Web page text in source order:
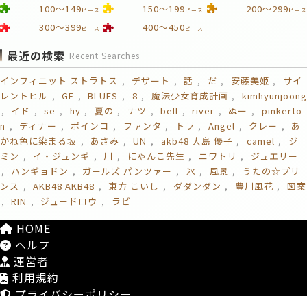
100～149ピース 150～199ピース 200～299ピース
300～399ピース 400～450ピース
最近の検索 Recent Searches
インフィニット ストラトス デザート 話 だ 安藤美姫
サイ
レントヒル
GE BLUES 8 魔法少女育成計画
kimhyunjoong
イド
se hy 夏の ナツ bell river ぬー
pinkerto
n
ディナー ポインコ ファンタ トラ Angel クレー
あ
かね色に染まる坂
あさみ UN akb48 大島 優子 camel
ジ
ミン
イ・ジュンギ 川 にゃんこ先生 ニワトリ
ジュエリー
ハンギョドン
ガールズ パンツァー 氷 風景
うたの☆プリ
ンス
AKB48 AKB48 東方 こいし ダダンダン 豊川風花
図案
RIN
ジュードロウ ラビ
HOME
ヘルプ
運営者
利用規約